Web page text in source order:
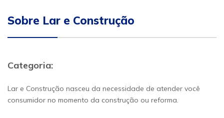
Sobre Lar e Construção
Categoria:
Lar e Construção nasceu da necessidade de atender você
consumidor no momento da construção ou reforma.